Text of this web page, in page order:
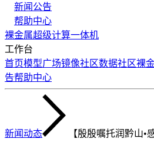
新闻公告
帮助中心
裸金属超级计算一体机
工作台
首页模型广场镜像社区数据社区裸
告帮助中心
新闻动态
【殷殷嘱托润黔山•